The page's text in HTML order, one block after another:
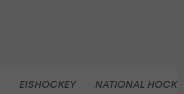
EISHOCKEY NATIONAL